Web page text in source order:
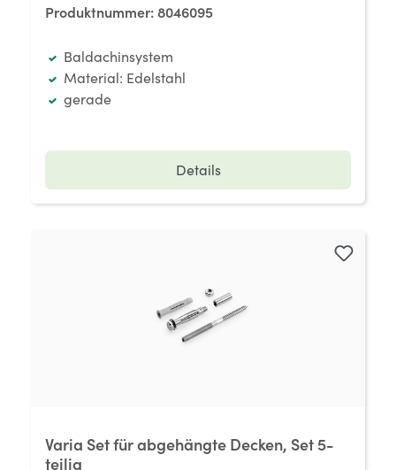
Produktnummer:8046095
Baldachinsystem
Material: Edelstahl
gerade
Details
Varia Set für abgehängte Decken, Set 5-
teilig